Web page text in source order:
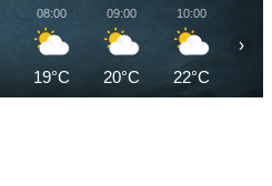
08:00
19°C
09:00
20°C
10:00
22°C
›